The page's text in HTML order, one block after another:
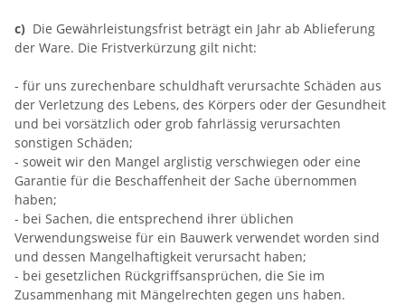
c) Die Gewährleistungsfrist beträgt ein Jahr ab Ablieferung
der Ware. Die Fristverkürzung gilt nicht:
- für uns zurechenbare schuldhaft verursachte Schäden aus
der Verletzung des Lebens, des Körpers oder der Gesundheit
und bei vorsätzlich oder grob fahrlässig verursachten
sonstigen Schäden;
- soweit wir den Mangel arglistig verschwiegen oder eine
Garantie für die Beschaffenheit der Sache übernommen
haben;
- bei Sachen, die entsprechend ihrer üblichen
Verwendungsweise für ein Bauwerk verwendet worden sind
und dessen Mangelhaftigkeit verursacht haben;
- bei gesetzlichen Rückgriffsansprüchen, die Sie im
Zusammenhang mit Mängelrechten gegen uns haben.